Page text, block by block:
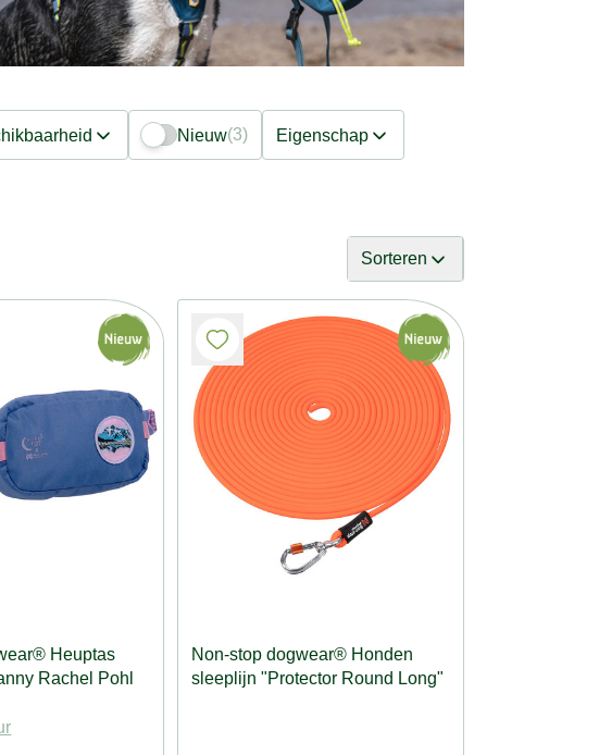
Nieuw(3) Eigenschap
Sorteren
Heuptas
Rachel Pohl
Non-stop dogwear® Honden
sleeplijn "Protector Round Long"